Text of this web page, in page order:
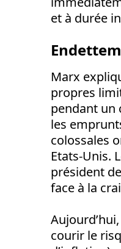
et à durée
Marx
propres
pendant un
les
colossales
Etats-Unis.
président
face à la
courir le